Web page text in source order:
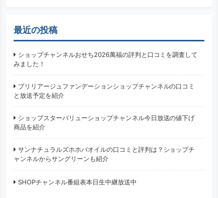
最近の投稿
ショップチャンネルおせち2026萬福の評判と口コミを調査して
みました！
ブリリアージュファンデーションショップチャンネルの口コミ
と放送予定を紹介
ショップスターバリューショップチャンネル今日放送の値下げ
商品を紹介
サンナチュラルズホホバオイルの口コミと評判は？ショップチ
ャンネルからサングリーンも紹介
SHOPチャンネル番組表本日生中継放送中